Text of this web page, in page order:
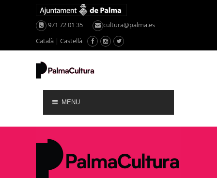
971 72 01 35
cultura@palma.es
Català | Castellà
MENU